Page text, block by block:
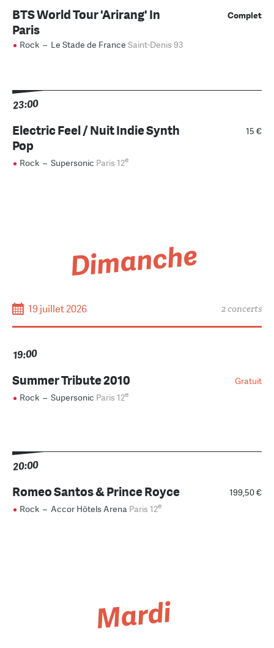
Complet
BTS World Tour 'Arirang' In
Paris
Rock – Le Stade de France Saint-Denis 93
23:00
15 €
Electric Feel / Nuit Indie Synth
Pop
Rock – Supersonic Paris 12e
Dimanche
19 juillet 2026 2 concerts
19:00
Gratuit
Summer Tribute 2010
Rock – Supersonic Paris 12e
20:00
199,50 €
Romeo Santos & Prince Royce
Rock – Accor Hôtels Arena Paris 12e
Mardi